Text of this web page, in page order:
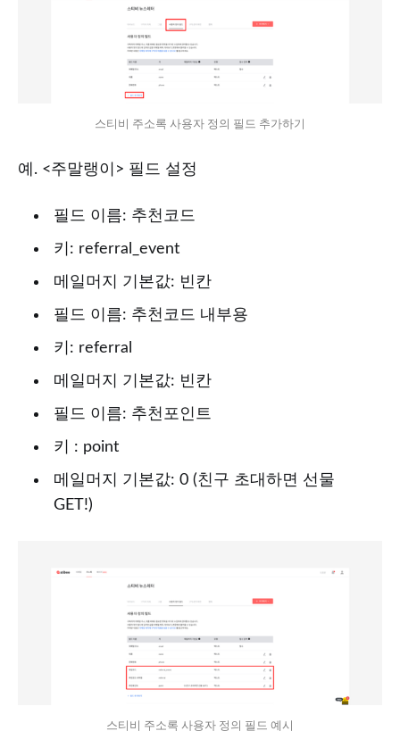
스티비 주소록 사용자 정의 필드 추가하기
예. <주말랭이> 필드 설정
필드 이름: 추천코드
키: referral_event
메일머지 기본값: 빈칸
필드 이름: 추천코드 내부용
키: referral
메일머지 기본값: 빈칸
필드 이름: 추천포인트
키 : point
메일머지 기본값: 0 (친구 초대하면 선물
GET!)
스티비 주소록 사용자 정의 필드 예시